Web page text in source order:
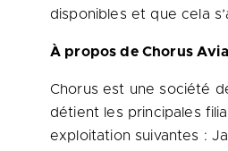
disponibles et que cela
À propos de Chorus
Chorus est une société
détient les principales
exploitation suivantes :